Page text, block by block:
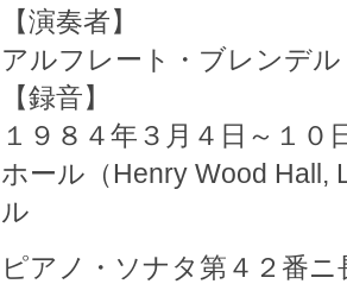
【演奏者】
アルフレート・ブレンデ
【録音】
１９８４年３月４日～１
ホール（Henry Wood
ル
ピアノ・ソナタ第４２番